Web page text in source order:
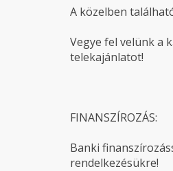
A közelben
Vegye fel velünk a
telekajánlatot!
FINANSZÍROZÁS:
Banki
rendelkezésükre!